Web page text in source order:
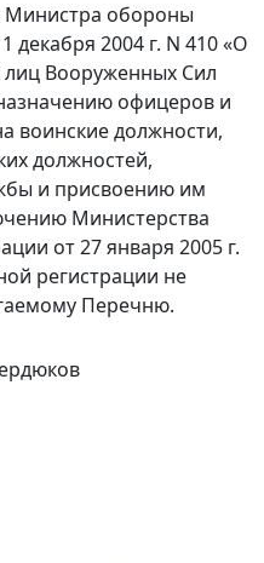
Министра обороны
декабря 2004 г. N 410 «О
Вооруженных Сил
офицеров и
воинские должности,
должностей,
и присвоению им
Министерства
от 27 января 2005 г.
регистрации не
Перечню.